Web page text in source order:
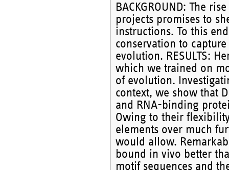
BACKGROUND: The
projects promises to
instructions. To this
conservation to
evolution. RESULTS:
which we trained on
of evolution.
context, we show that
and RNA-binding
Owing to their
elements over much
would allow.
bound in vivo better
motif sequences and